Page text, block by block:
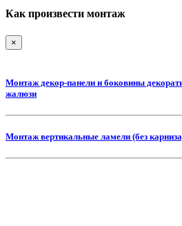
Как произвести монтаж
×
Монтаж декор-панели и боковины
жалюзи
Монтаж вертикальные ламели (без